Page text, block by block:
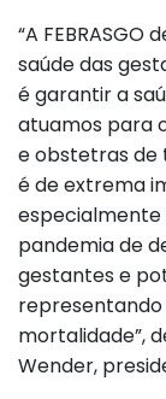
“A
saúde das
é garantir a
atuamos para
e obstetras de
é de extrema
especialmente
pandemia de
gestantes e
mortalidade”,
Wender,